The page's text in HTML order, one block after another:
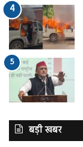
बड़ी खबर